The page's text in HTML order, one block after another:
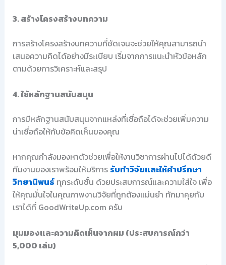
3. สร้างโครงสร้างบทความ
การสร้างโครงสร้างบทความที่ชัดเจนจะช่วยให้คุณสามารถนำ
เสนอความคิดได้อย่างมีระเบียบ เริ่มจากการแนะนำหัวข้อหลัก
ตามด้วยการวิเคราะห์และสรุป
4. ใช้หลักฐานสนับสนุน
การมีหลักฐานสนับสนุนจากแหล่งที่เชื่อถือได้จะช่วยเพิ่มความ
น่าเชื่อถือให้กับข้อคิดเห็นของคุณ
หากคุณกำลังมองหาตัวช่วยเพื่อให้งานวิชาการผ่านไปได้ด้วยดี
ทีมงานของเราพร้อมให้บริการ รับทำวิจัยและให้คำปรึกษา
วิทยานิพนธ์ทุกระดับชั้น ด้วยประสบการณ์และความใส่ใจ เพื่อ
ให้คุณมั่นใจในคุณภาพงานวิจัยที่ถูกต้องแม่นยำ ทักมาคุยกับ
เราได้ที่ GoodWriteUp.com ครับ
มุมมองและความคิดเห็นจากผม (ประสบการณ์กว่า
5,000 เล่ม)